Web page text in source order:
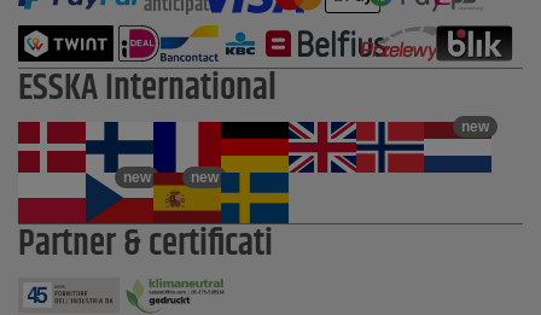
ESSKA International
new
new new
Partner & certificati